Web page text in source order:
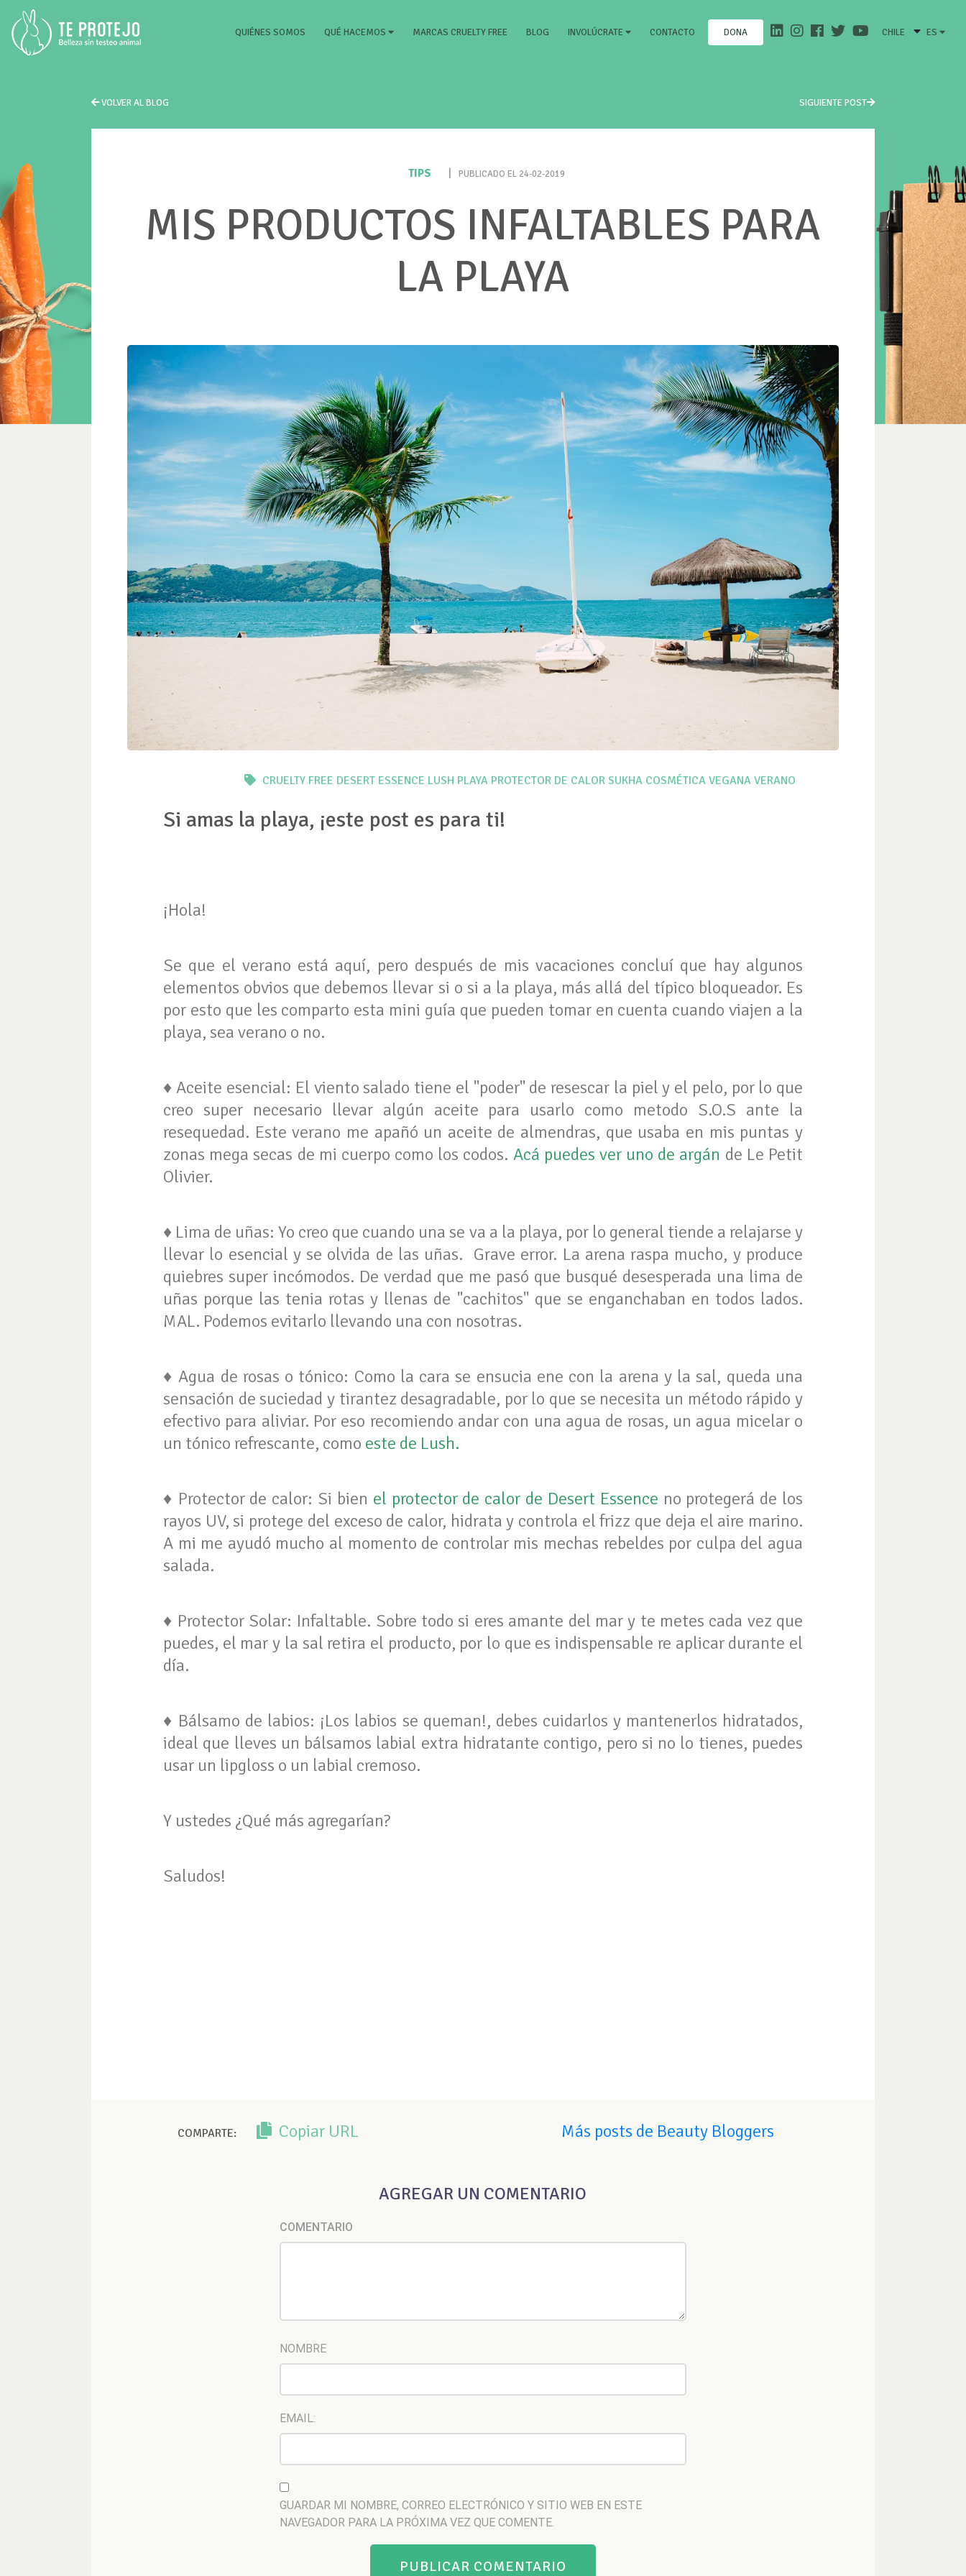
QUIÉNES SOMOS (CURRENT)
QUÉ HACEMOS MARCAS CRUELTY FREE BLOG INVOLÚCRATE CONTACTO DONA CHILE ES
VOLVER AL BLOG SIGUIENTE POST
TIPS PUBLICADO EL 24-02-2019
MIS PRODUCTOS INFALTABLES PARA
LA PLAYA
CRUELTY FREE DESERT ESSENCE LUSH PLAYA PROTECTOR DE CALOR SUKHA COSMÉTICA VEGANA VERANO
Si amas la playa, ¡este post es para ti!
¡Hola!
Se que el verano está aquí, pero después de mis vacaciones concluí que hay algunos
elementos obvios que debemos llevar si o si a la playa, más allá del típico bloqueador. Es
por esto que les comparto esta mini guía que pueden tomar en cuenta cuando viajen a la
playa, sea verano o no.
♦ Aceite esencial: El viento salado tiene el "poder" de resescar la piel y el pelo, por lo que
creo super necesario llevar algún aceite para usarlo como metodo S.O.S ante la
resequedad. Este verano me apañó un aceite de almendras, que usaba en mis puntas y
zonas mega secas de mi cuerpo como los codos. Acá puedes ver uno de argán de Le Petit
Olivier.
♦ Lima de uñas: Yo creo que cuando una se va a la playa, por lo general tiende a relajarse y
llevar lo esencial y se olvida de las uñas. Grave error. La arena raspa mucho, y produce
quiebres super incómodos. De verdad que me pasó que busqué desesperada una lima de
uñas porque las tenia rotas y llenas de "cachitos" que se enganchaban en todos lados.
MAL. Podemos evitarlo llevando una con nosotras.
♦ Agua de rosas o tónico: Como la cara se ensucia ene con la arena y la sal, queda una
sensación de suciedad y tirantez desagradable, por lo que se necesita un método rápido y
efectivo para aliviar. Por eso recomiendo andar con una agua de rosas, un agua micelar o
un tónico refrescante, como este de Lush.
♦ Protector de calor: Si bien el protector de calor de Desert Essence no protegerá de los
rayos UV, si protege del exceso de calor, hidrata y controla el frizz que deja el aire marino.
A mi me ayudó mucho al momento de controlar mis mechas rebeldes por culpa del agua
salada.
♦ Protector Solar: Infaltable. Sobre todo si eres amante del mar y te metes cada vez que
puedes, el mar y la sal retira el producto, por lo que es indispensable re aplicar durante el
día.
♦ Bálsamo de labios: ¡Los labios se queman!, debes cuidarlos y mantenerlos hidratados,
ideal que lleves un bálsamos labial extra hidratante contigo, pero si no lo tienes, puedes
usar un lipgloss o un labial cremoso.
Y ustedes ¿Qué más agregarían?
Saludos!
COMPARTE: Copiar URL Más posts de Beauty Bloggers
AGREGAR UN COMENTARIO
COMENTARIO
NOMBRE
EMAIL:
GUARDAR MI NOMBRE, CORREO ELECTRÓNICO Y SITIO WEB EN ESTE
NAVEGADOR PARA LA PRÓXIMA VEZ QUE COMENTE.